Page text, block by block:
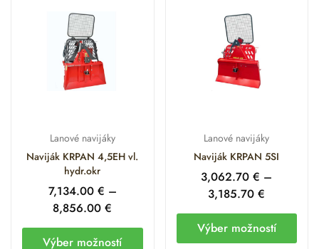
Lanové navijáky
Naviják KRPAN 4,5EH vl.
hydr.okr
7,134.00 € –
8,856.00€
Výber možností
Lanové navijáky
Naviják KRPAN 5SI
3,062.70€ –
3,185.70€
Výber možností